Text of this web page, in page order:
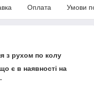
Оплата Умови
з рухом по колу
є в наявності на